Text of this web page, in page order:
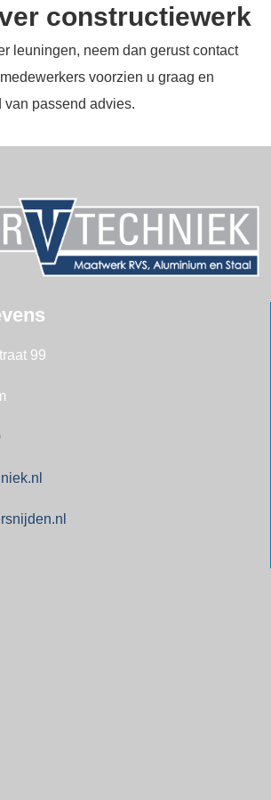
constructiewerk
leuningen, neem dan gerust contact
voorzien u graag en
passend advies.
99